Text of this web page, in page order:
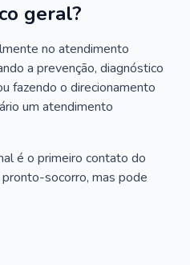
geral?
no atendimento
a prevenção, diagnóstico
fazendo o direcionamento
um atendimento
é o primeiro contato do
socorro, mas pode